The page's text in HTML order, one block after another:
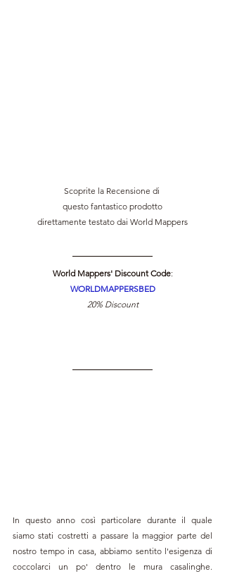
Scoprite la Recensione di
questo fantastico prodotto
direttamente testato dai World Mappers
World Mappers' Discount Code:
WORLDMAPPERSBED
20% Discount
In questo anno così particolare durante il quale
siamo stati costretti a passare la maggior parte del
nostro tempo in casa, abbiamo sentito l'esigenza di
coccolarci un po' dentro le mura casalinghe.